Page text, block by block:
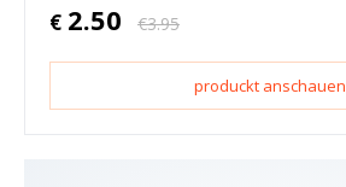
€ 2.50 €3.95
produckt anschauen